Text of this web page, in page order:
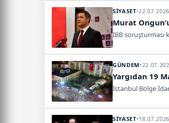
SİYASET•
Murat
İBB soruşturması
GÜNDEM•
Yargıdan 19
İstanbul Bölge
SİYASET•